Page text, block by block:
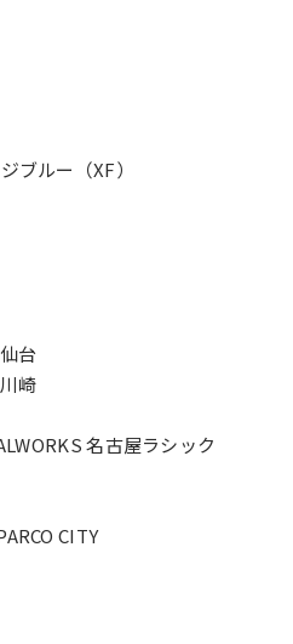
ブルー（XF）
台
崎
名古屋ラシック
CITY